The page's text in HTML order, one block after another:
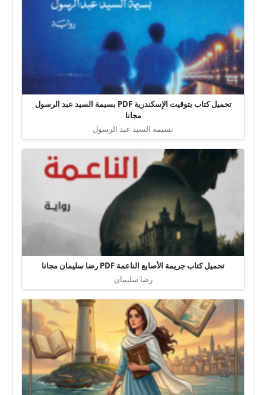
تحميل كتاب بتوقيت الإسكندرية PDF بسيمة السيد عبد الرسول
مجانا
بسيمة السيد عبد الرسول
تحميل كتاب جريمة الأصابع الناعمة PDF رضا سليمان مجانا
رضا سليمان